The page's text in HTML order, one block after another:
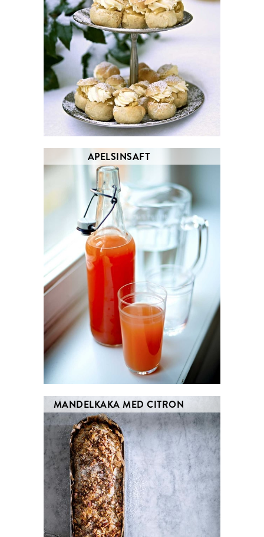
APELSINSAFT
MANDELKAKA MED CITRON